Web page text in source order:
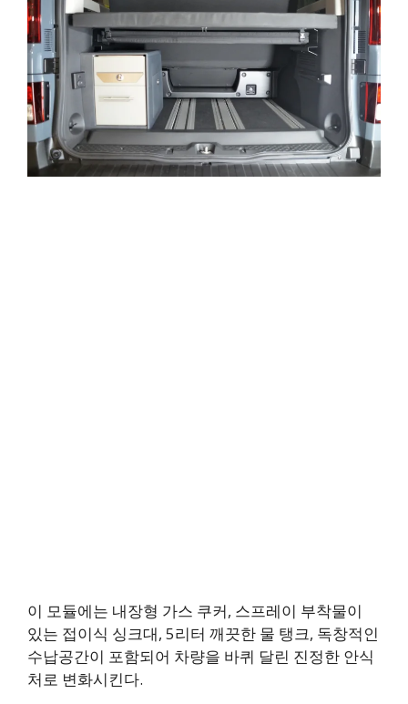
이 모듈에는 내장형 가스 쿠커, 스프레이 부착물이
있는 접이식 싱크대, 5리터 깨끗한 물 탱크, 독창적인
수납공간이 포함되어 차량을 바퀴 달린 진정한 안식
처로 변화시킨다.